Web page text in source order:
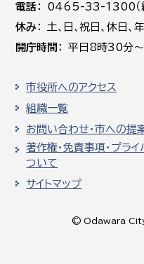
電話
0465-33-1300（
休み
土､日､祝日、休日
開庁時間
平日8時30分
市役所へのアクセス
組織一覧
お問い合わせ・市への提
著作権・免責事項・プライ
ついて
サイトマップ
© Odawara